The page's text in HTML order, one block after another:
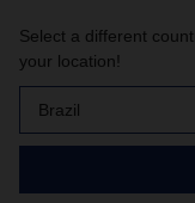
Select a different
your location!
Brazil